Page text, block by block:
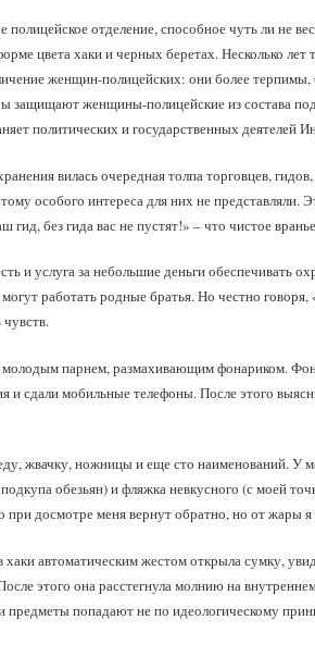
отделение, способное чуть ли не
цвета хаки и черных беретах. Несколько
женщин-полицейских: они более
защищают женщины-полицейские из состава
политических и государственных деятелей
вилась очередная толпа торговцев,
особого интереса для них не представляли.
гид, без гида вас не пустят!» – что чистое
и услуга за небольшие деньги обеспечивать
работать родные братья. Но честно
молодым парнем, размахивающим фонариком.
и сдали мобильные телефоны. После этого
жвачку, ножницы и еще сто наименований. У
подкупа обезьян) и фляжка невкусного (с моей
при досмотре меня вернут обратно, но от жары
хаки автоматическим жестом открыла сумку,
этого она расстегнула молнию на
предметы попадают не по идеологическому